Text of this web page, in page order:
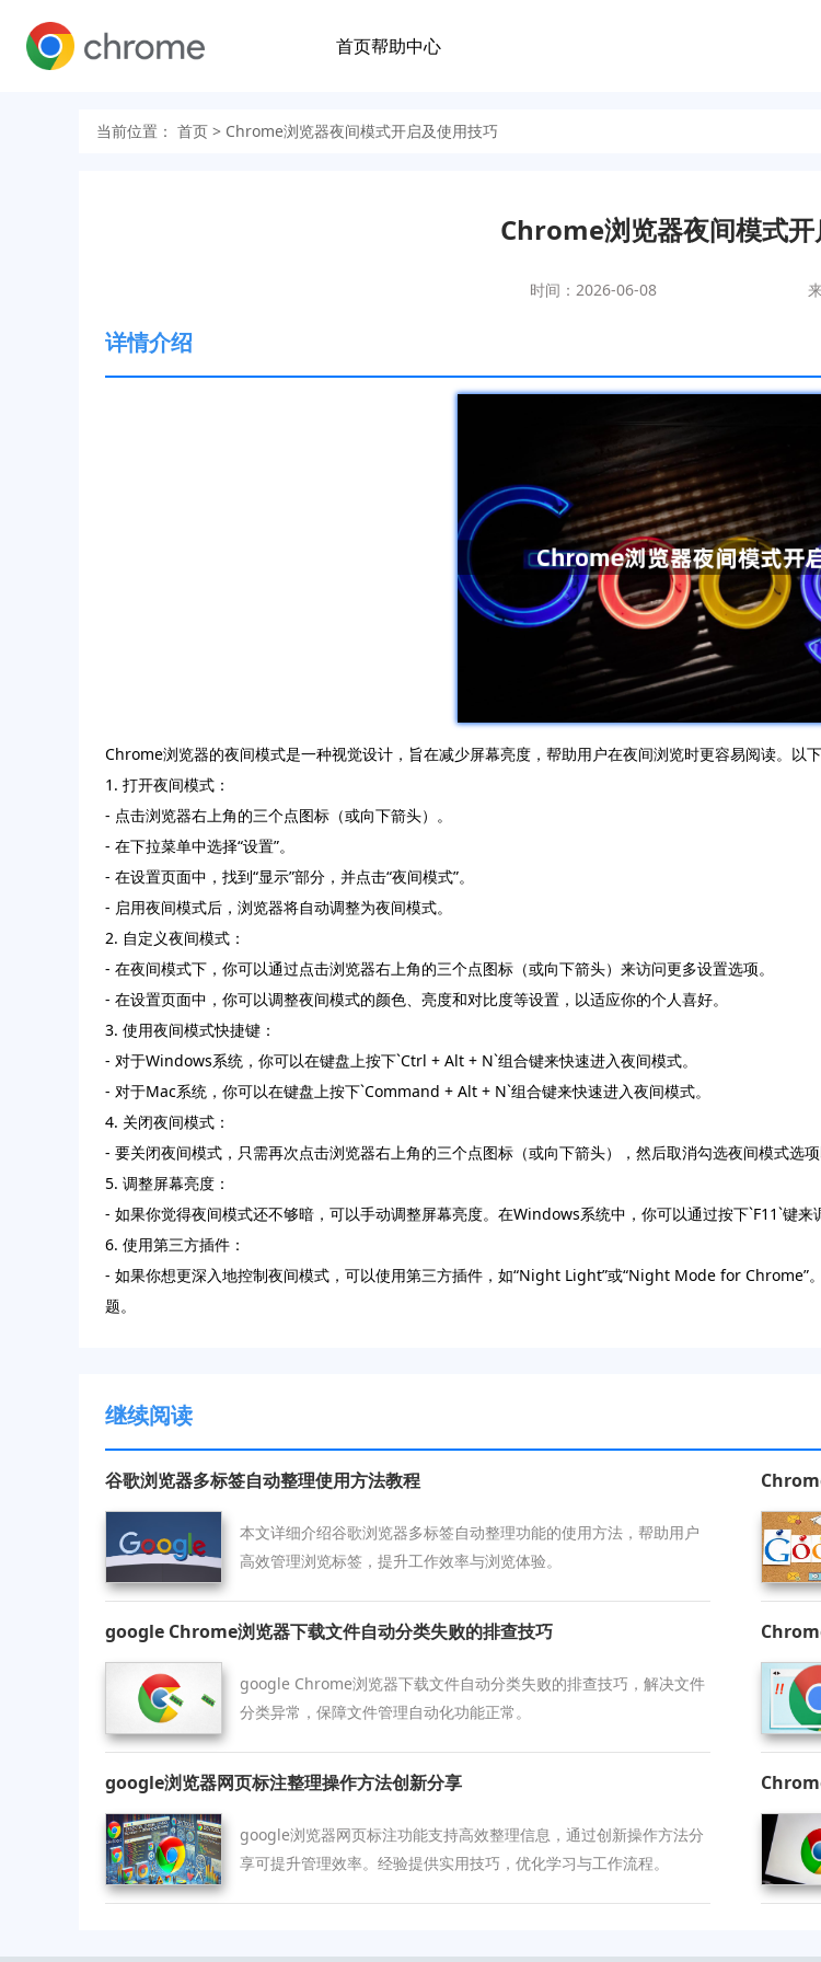
首页帮助中心
当前位置： 首页 > Chrome浏览器夜间模式开启及使用技巧
Chrome浏览器夜间模式开
时间：2026-06-08
详情介绍
Chrome浏览器的夜间模式是一种视觉设计，旨在减少屏幕亮度，帮助用户在夜间浏览时更容易阅读。以
1. 打开夜间模式：
- 点击浏览器右上角的三个点图标（或向下箭头）。
- 在下拉菜单中选择“设置”。
- 在设置页面中，找到“显示”部分，并点击“夜间模式”。
- 启用夜间模式后，浏览器将自动调整为夜间模式。
2. 自定义夜间模式：
- 在夜间模式下，你可以通过点击浏览器右上角的三个点图标（或向下箭头）来访问更多设置选项。
- 在设置页面中，你可以调整夜间模式的颜色、亮度和对比度等设置，以适应你的个人喜好。
3. 使用夜间模式快捷键：
- 对于Windows系统，你可以在键盘上按下`Ctrl + Alt + N`组合键来快速进入夜间模式。
- 对于Mac系统，你可以在键盘上按下`Command + Alt + N`组合键来快速进入夜间模式。
4. 关闭夜间模式：
- 要关闭夜间模式，只需再次点击浏览器右上角的三个点图标（或向下箭头），然后取消勾选夜间模式选项
5. 调整屏幕亮度：
- 如果你觉得夜间模式还不够暗，可以手动调整屏幕亮度。在Windows系统中，你可以通过按下`F11`键
6. 使用第三方插件：
- 如果你想更深入地控制夜间模式，可以使用第三方插件，如“Night Light”或“Night Mode for Chrome”
题。
继续阅读
谷歌浏览器多标签自动整理使用方法教程
本文详细介绍谷歌浏览器多标签自动整理功能的使用方法，帮助用户
高效管理浏览标签，提升工作效率与浏览体验。
google Chrome浏览器下载文件自动分类失败的排查技巧
google Chrome浏览器下载文件自动分类失败的排查技巧，解决文件
分类异常，保障文件管理自动化功能正常。
google浏览器网页标注整理操作方法创新分享
google浏览器网页标注功能支持高效整理信息，通过创新操作方法分
享可提升管理效率。经验提供实用技巧，优化学习与工作流程。